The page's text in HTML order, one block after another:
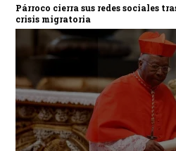
Párroco cierra sus redes sociales
crisis migratoria